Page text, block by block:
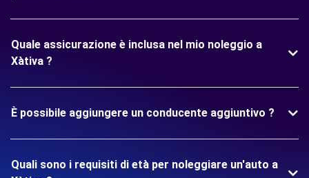
Quale assicurazione è inclusa nel mio noleggio a
Xàtiva ?
È possibile aggiungere un conducente aggiuntivo ?
Quali sono i requisiti di età per noleggiare un'auto a